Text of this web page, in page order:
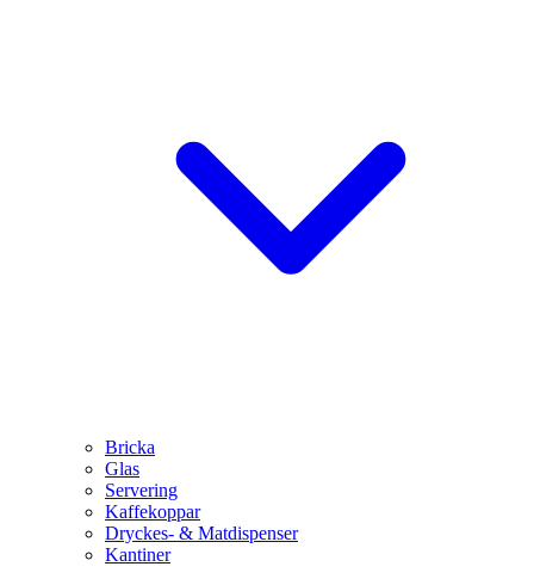
Bricka
Glas
Servering
Kaffekoppar
Dryckes- & Matdispenser
Kantiner